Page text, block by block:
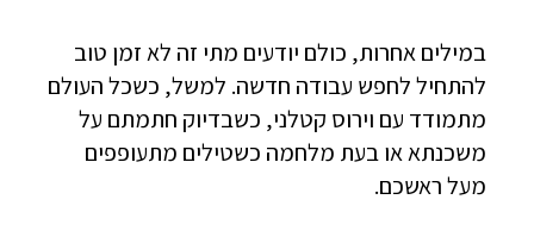
במילים אחרות, כולם יודעים מתי זה לא זמן טוב
להתחיל לחפש עבודה חדשה. למשל, כשכל העולם
מתמודד עם וירוס קטלני, כשבדיוק חתמתם על
משכנתא או בעת מלחמה כשטילים מתעופפים
מעל ראשכם.